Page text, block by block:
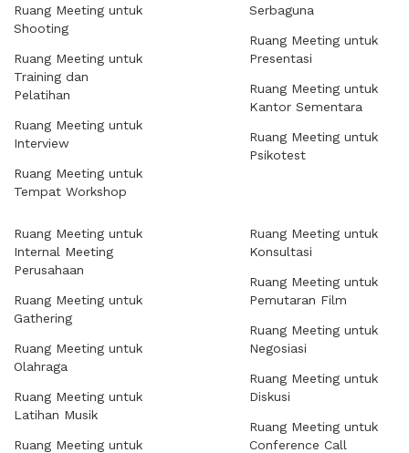
Ruang Meeting untuk
Shooting
Ruang Meeting untuk
Training dan
Pelatihan
Ruang Meeting untuk
Interview
Ruang Meeting untuk
Tempat Workshop
Serbaguna
Ruang Meeting untuk
Presentasi
Ruang Meeting untuk
Kantor Sementara
Ruang Meeting untuk
Psikotest
Ruang Meeting untuk
Internal Meeting
Perusahaan
Ruang Meeting untuk
Gathering
Ruang Meeting untuk
Olahraga
Ruang Meeting untuk
Latihan Musik
Ruang Meeting untuk
Ruang Meeting untuk
Konsultasi
Ruang Meeting untuk
Pemutaran Film
Ruang Meeting untuk
Negosiasi
Ruang Meeting untuk
Diskusi
Ruang Meeting untuk
Conference Call